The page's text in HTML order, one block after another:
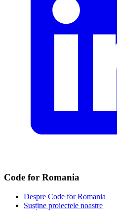
Code for Romania
Despre Code for Romania
Susține proiectele noastre